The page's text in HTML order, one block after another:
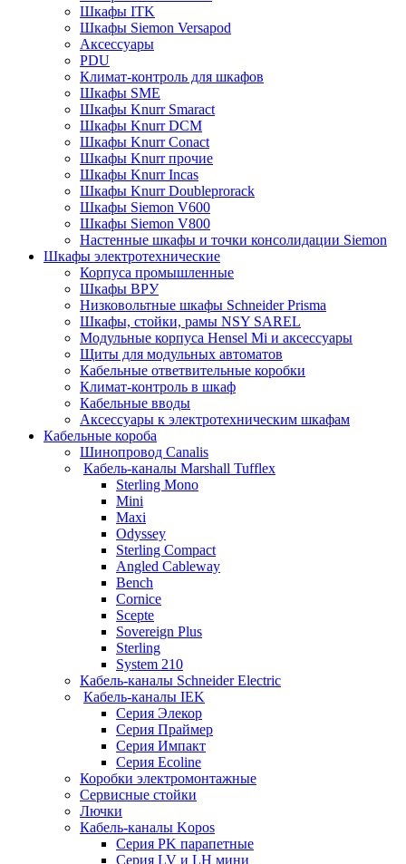
Шкафы ITK
Шкафы Siemon Versapod
Аксессуары
PDU
Климат-контроль для шкафов
Шкафы SME
Шкафы Knurr Smaract
Шкафы Knurr DCM
Шкафы Knurr Conact
Шкафы Knurr прочие
Шкафы Knurr Incas
Шкафы Knurr Doubleprorack
Шкафы Siemon V600
Шкафы Siemon V800
Настенные шкафы и точки консолидации Siemon
Шкафы электротехнические
Корпуса промышленные
Шкафы ВРУ
Низковольтные шкафы Schneider Prisma
Шкафы, стойки, рамы NSY SAREL
Модульные корпуса Hensel Mi и аксессуары
Щиты для модульных автоматов
Кабельные ответвительные коробки
Климат-контроль в шкаф
Кабельные вводы
Аксессуары к электротехническим шкафам
Кабельные короба
Шинопровод Canalis
Кабель-каналы Marshall Tufflex
Sterling Mono
Mini
Maxi
Odyssey
Sterling Compact
Angled Cableway
Bench
Cornice
Scepte
Sovereign Plus
Sterling
System 210
Кабель-каналы Schneider Electric
Кабель-каналы IEK
Серия Элекор
Серия Праймер
Серия Импакт
Серия Ecoline
Коробки электромонтажные
Сервисные стойки
Лючки
Кабель-каналы Kopos
Серия PK парапетные
Серия LV и LH мини